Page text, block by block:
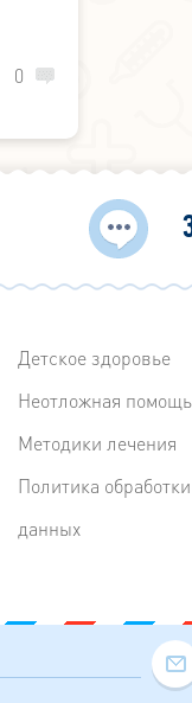
0
Детское здоровье
Неотложная помощь
Методики лечения
Политика обработки
данных